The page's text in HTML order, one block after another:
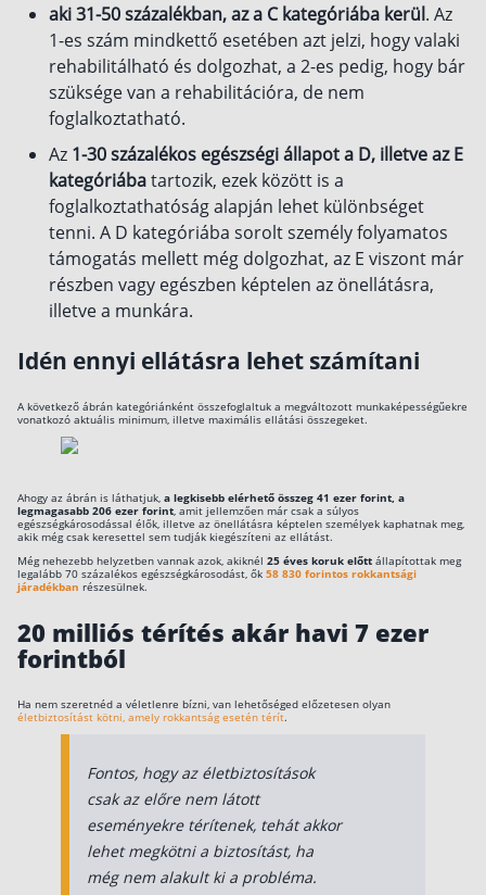
Rólunk
Kapcsolat
Karrier
TBSZ számla
ETF
Gyermek megtakarítás
Babakötvény kisokos 👶
Lakástakarék
Hitel
Vállalkozói hitel
Szabad felhasználású hitel
Hitelkiváltás
Babaváró hitel
Kötelező biztosítás (KGFB)
Casco
Utasbiztosítás
Lakásbiztosítás útmutató – Hogyan válassz?
útmutató
aki 31-50 százalékban, az a C kategóriába kerül. Az
1-es szám mindkettő esetében azt jelzi, hogy valaki
rehabilitálható és dolgozhat, a 2-es pedig, hogy bár
szüksége van a rehabilitációra, de nem
foglalkoztatható.
Az 1-30 százalékos egészségi állapot a D, illetve az E
kategóriábatartozik, ezek között is a
foglalkoztathatóság alapján lehet különbséget
tenni. A D kategóriába sorolt személy folyamatos
támogatás mellett még dolgozhat, az E viszont már
részben vagy egészben képtelen az önellátásra,
illetve a munkára.
Idén ennyi ellátásra lehet számítani
A következő ábrán kategóriánként összefoglaltuk a megváltozott munkaképességűekre
vonatkozó aktuális minimum, illetve maximális ellátási összegeket.
Ahogy az ábrán is láthatjuk, a legkisebb elérhető összeg 41 ezer forint, a
legmagasabb 206 ezer forint , amit jellemzően már csak a súlyos
egészségkárosodással élők, illetve az önellátásra képtelen személyek kaphatnak meg,
akik még csak keresettel sem tudják kiegészíteni az ellátást.
Még nehezebb helyzetben vannak azok, akiknél 25 éves koruk előtt állapítottak meg
legalább 70 százalékos egészségkárosodást, ők 58 830 forintos rokkantsági
járadékban részesülnek.
20 milliós térítés akár havi 7 ezer
forintból
Ha nem szeretnéd a véletlenre bízni, van lehetőséged előzetesen olyan
életbiztosítást kötni, amely rokkantság esetén térít.
Fontos, hogy az életbiztosítások
csak az előre nem látott
eseményekre térítenek, tehát akkor
lehet megkötni a biztosítást, ha
még nem alakult ki a probléma.